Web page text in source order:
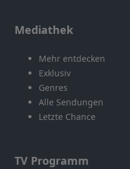
Mediathek
Mehr entdecken
Exklusiv
Genres
Alle Sendungen
Letzte Chance
TV Programm